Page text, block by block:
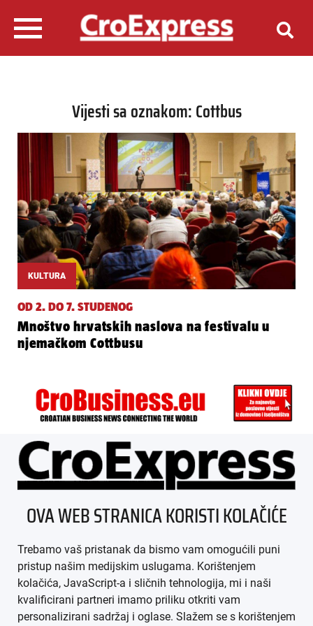
Vijesti sa oznakom: Cottbus
KULTURA
OD 2. DO 7. STUDENOG
Mnoštvo hrvatskih naslova na festivalu u
njemačkom Cottbusu
ÜBER UNS
IMPRESSUM
AGB
DATENSCHUTZ
OVA WEB STRANICA KORISTI KOLAČIĆE
Trebamo vaš pristanak da bismo vam omogućili puni
pristup našim medijskim uslugama. Korištenjem
kolačića, JavaScript-a i sličnih tehnologija, mi i naši
kvalificirani partneri imamo priliku otkriti vam
personalizirani sadržaj i oglase. Slažem se s korištenjem